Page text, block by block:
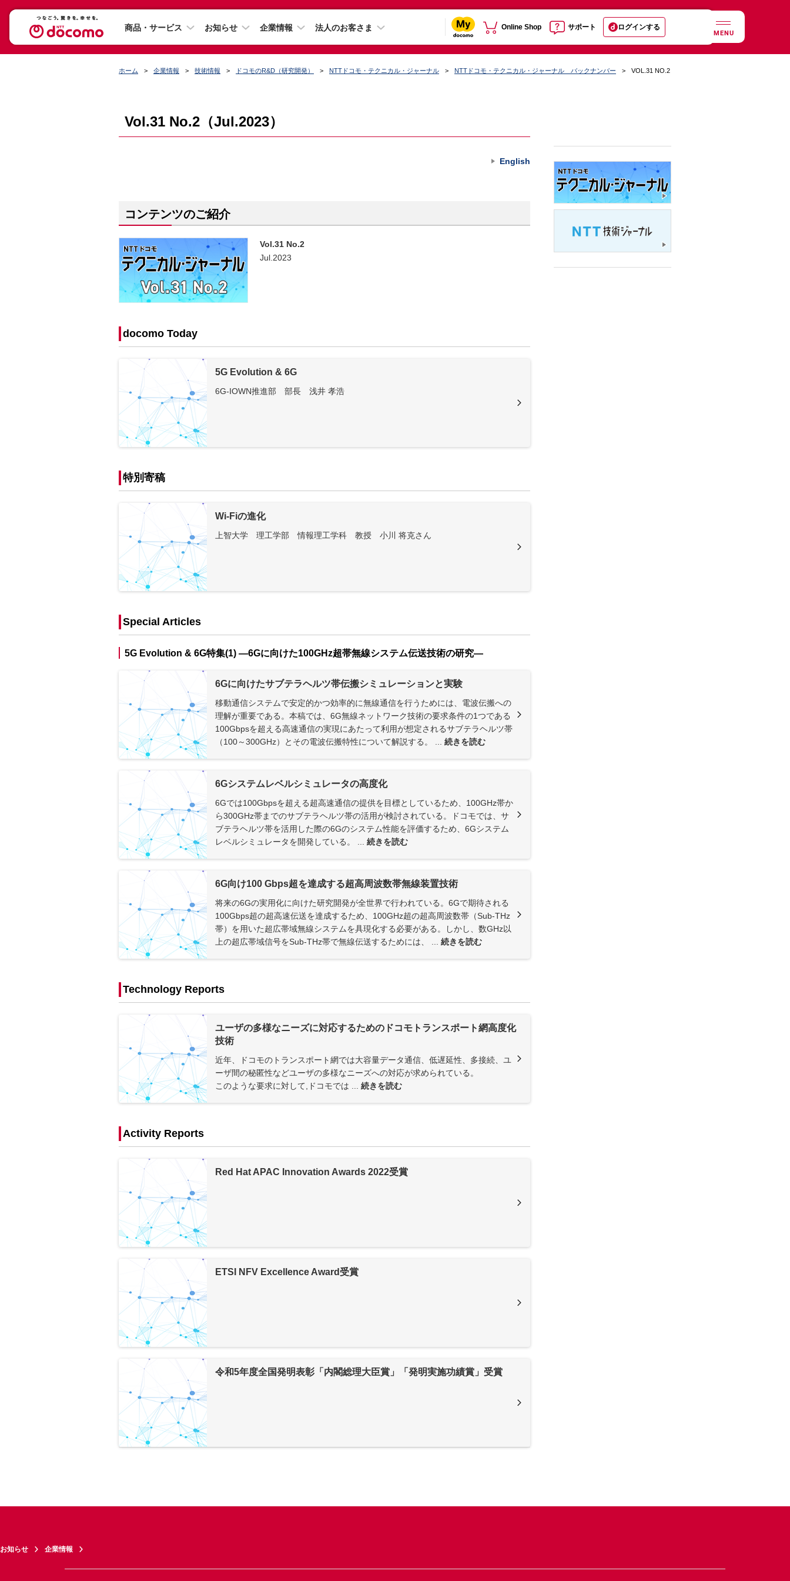
商品・サービス お知らせ 企業情報 法人のお客さま Online Shop サポート ログインする
MENU
ホーム 企業情報 技術情報 ドコモのR&D（研究開発） NTTドコモ・テクニカル・ジャーナル NTTドコモ・テクニカル・ジャーナル バックナンバー VOL.31 NO.2
Vol.31 No.2（Jul.2023）
English
コンテンツのご紹介
Vol.31 No.2
Jul.2023
docomo Today
5G Evolution & 6G
6G-IOWN推進部 部長 浅井 孝浩
特別寄稿
Wi-Fiの進化
上智大学 理工学部 情報理工学科 教授 小川 将克さん
Special Articles
5G Evolution & 6G特集(1) —6Gに向けた100GHz超帯無線システム伝送技術の研究—
6Gに向けたサブテラヘルツ帯伝搬シミュレーションと実験
移動通信システムで安定的かつ効率的に無線通信を行うためには、電波伝搬への
理解が重要である。本稿では、6G無線ネットワーク技術の要求条件の1つである
100Gbpsを超える高速通信の実現にあたって利用が想定されるサブテラヘルツ帯
（100～300GHz）とその電波伝搬特性について解説する。 ... 続きを読む
6Gシステムレベルシミュレータの高度化
6Gでは100Gbpsを超える超高速通信の提供を目標としているため、100GHz帯か
ら300GHz帯までのサブテラヘルツ帯の活用が検討されている。ドコモでは、サ
ブテラヘルツ帯を活用した際の6Gのシステム性能を評価するため、6Gシステム
レベルシミュレータを開発している。 ... 続きを読む
6G向け100 Gbps超を達成する超高周波数帯無線装置技術
将来の6Gの実用化に向けた研究開発が全世界で行われている。6Gで期待される
100Gbps超の超高速伝送を達成するため、100GHz超の超高周波数帯（Sub-THz
帯）を用いた超広帯域無線システムを具現化する必要がある。しかし、数GHz以
上の超広帯域信号をSub-THz帯で無線伝送するためには、 ... 続きを読む
Technology Reports
ユーザの多様なニーズに対応するためのドコモトランスポート網高度化
技術
近年、ドコモのトランスポート網では大容量データ通信、低遅延性、多接続、ユ
ーザ間の秘匿性などユーザの多様なニーズへの対応が求められている。
このような要求に対して,ドコモでは ... 続きを読む
Activity Reports
Red Hat APAC Innovation Awards 2022受賞
ETSI NFV Excellence Award受賞
令和5年度全国発明表彰「内閣総理大臣賞」「発明実施功績賞」受賞
お知らせ 企業情報